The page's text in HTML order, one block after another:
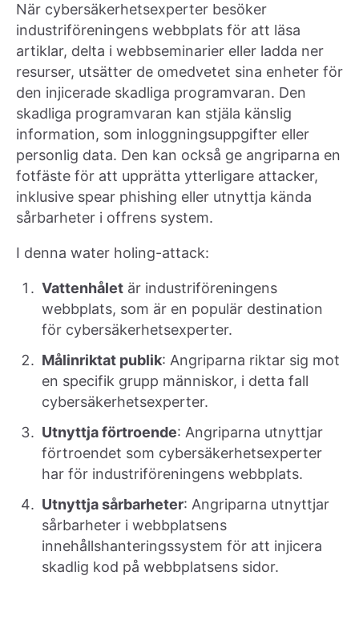
När cybersäkerhetsexperter besöker
industriföreningens webbplats för att läsa
artiklar, delta i webbseminarier eller ladda ner
resurser, utsätter de omedvetet sina enheter för
den injicerade skadliga programvaran. Den
skadliga programvaran kan stjäla känslig
information, som inloggningsuppgifter eller
personlig data. Den kan också ge angriparna en
fotfäste för att upprätta ytterligare attacker,
inklusive spear phishing eller utnyttja kända
sårbarheter i offrens system.
I denna water holing-attack:
Vattenhålet är industriföreningens
webbplats, som är en populär destination
för cybersäkerhetsexperter.
Målinriktat publik: Angriparna riktar sig mot
en specifik grupp människor, i detta fall
cybersäkerhetsexperter.
Utnyttja förtroende: Angriparna utnyttjar
förtroendet som cybersäkerhetsexperter
har för industriföreningens webbplats.
Utnyttja sårbarheter: Angriparna utnyttjar
sårbarheter i webbplatsens
innehållshanteringssystem för att injicera
skadlig kod på webbplatsens sidor.